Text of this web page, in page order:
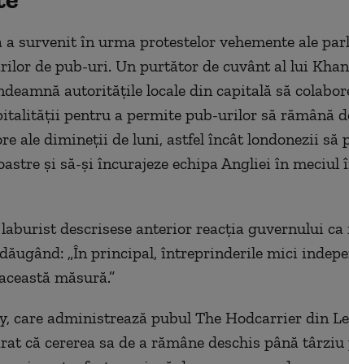
a survenit în urma protestelor vehemente ale
de pub-uri. Un purtător de cuvânt al lui
autorităţile locale din capitală să
pentru a permite pub-urilor să rămână
ale dimineţii de luni, astfel încât londonezii să
şi să-şi încurajeze echipa Angliei în meciul
descrisese anterior reacţia guvernului ca
„În principal, întreprinderile mici
măsură.”
care administrează pubul The Hodcarrier din
că cererea sa de a rămâne deschis până